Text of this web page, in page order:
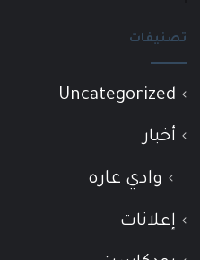
تصنيفات
Uncategorized
أخبار
وادي عاره
إعلانات